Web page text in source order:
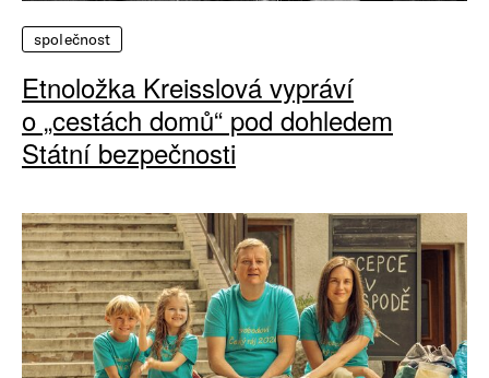
společnost
Etnoložka Kreisslová vypráví
o „cestách domů“ pod dohledem
Státní bezpečnosti